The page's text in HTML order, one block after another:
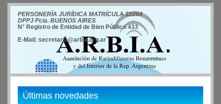
PERSONERÍA JURÍDICA MATRÍCULA 32264
DPPJ Pcia. BUENOS AIRES
N° Registro de Entidad de Bien Público 433
E-Mail: secretaria@arbia.org.ar
Últimas novedades